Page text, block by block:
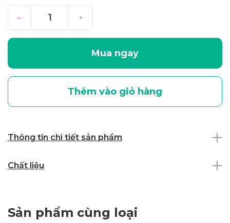
– +
Mua ngay
Thêm vào giỏ hàng
Thông tin chi tiết sản phẩm
Chất liệu
Sản phẩm cùng loại